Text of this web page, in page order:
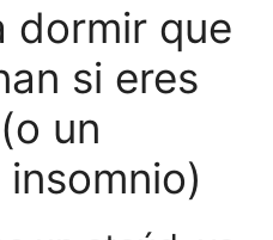
dormir que
si eres
un